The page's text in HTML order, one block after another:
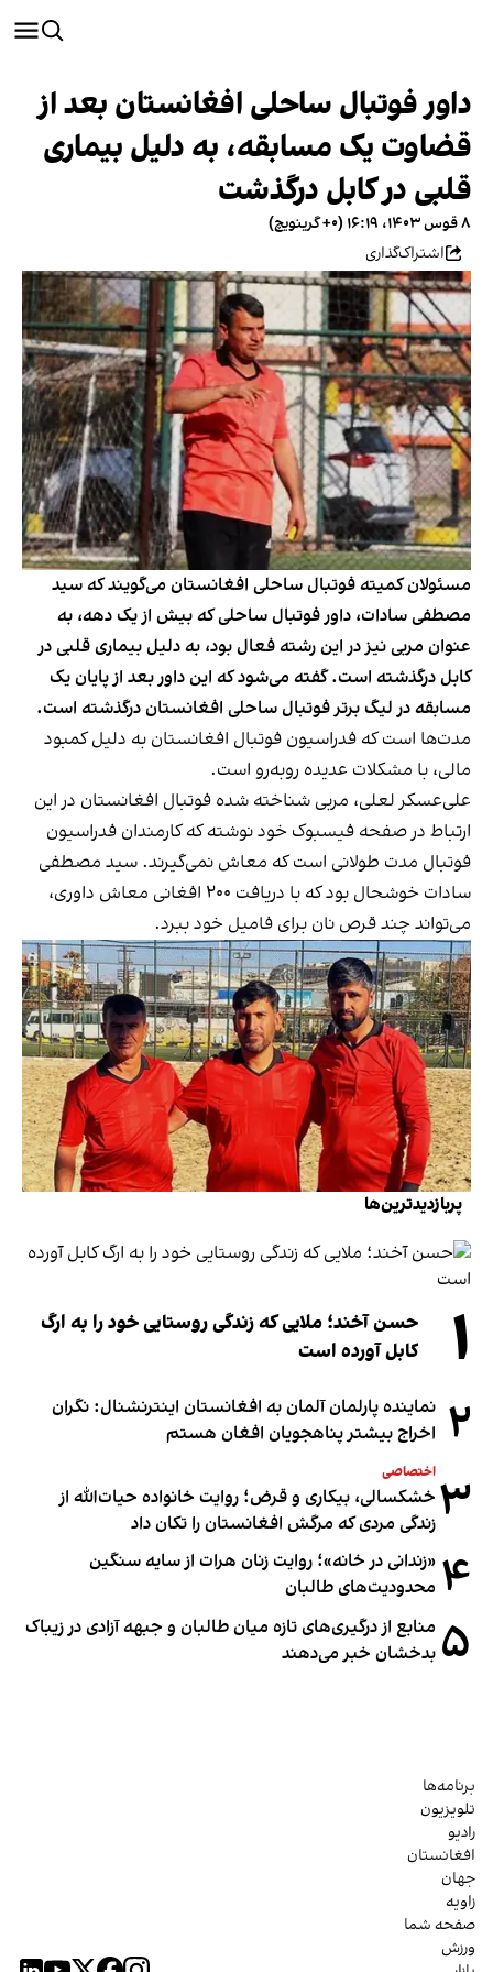
داور فوتبال ساحلی افغانستان بعد از
قضاوت یک مسابقه، به دلیل بیماری
قلبی در کابل درگذشت
۸ قوس ۱۴۰۳، ۱۶:۱۹ (‎+۰ گرینویچ)
اشتراک‌گذاری
مسئولان کمیته فوتبال ساحلی افغانستان می‌گویند که سید
مصطفی سادات، داور فوتبال ساحلی که بیش از یک دهه، به
عنوان مربی نیز در این رشته فعال بود، به دلیل بیماری قلبی در
کابل درگذشته است. گفته می‌شود که این داور بعد از پایان یک
مسابقه در لیگ برتر فوتبال ساحلی افغانستان درگذشته است.
مدت‌ها است که فدراسیون فوتبال افغانستان به دلیل کمبود
مالی، با مشکلات عدیده روبه‌رو است.
علی‌‌عسکر لعلی، مربی شناخته شده فوتبال افغانستان در این
ارتباط در صفحه فیسبوک خود نوشته که کارمندان فدراسیون
فوتبال مدت طولانی است که معاش نمی‌گیرند. سید مصطفی
سادات خوشحال بود که با دریافت ٢٠٠ افغانی معاش داوری،
می‌تواند چند قرص نان برای فامیل خود ببرد.
پربازدیدترین‌ها
۱
حسن آخند؛ ملایی که زندگی روستایی خود را به ارگ
کابل آورده است
۲ نماینده پارلمان آلمان به افغانستان اینترنشنال: نگران
اخراج بیشتر پناهجویان افغان هستم
۳ اختصاصی
خشکسالی، بیکاری و قرض؛ روایت خانواده حیات‌الله از
زندگی مردی که مرگش افغانستان را تکان داد
۴ «زندانی در خانه»؛ روایت زنان هرات از سایه سنگین
محدودیت‌های طالبان
۵ منابع از درگیری‌های تازه میان طالبان و جبهه آزادی در زیباک
بدخشان خبر می‌دهند
برنامه‌ها
تلویزیون
رادیو
افغانستان
جهان
زاویه
صفحه شما
ورزش